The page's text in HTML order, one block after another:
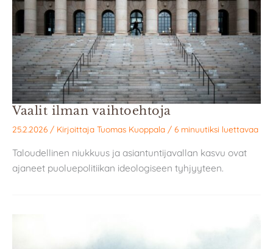
Vaalit ilman vaihtoehtoja
25.2.2026 / Kirjoittaja Tuomas Kuoppala / 6 minuutiksi luettavaa
Taloudellinen niukkuus ja asiantuntijavallan kasvu ovat
ajaneet puoluepolitiikan ideologiseen tyhjyyteen.